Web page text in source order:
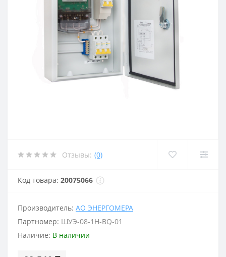
Отзывы: (0)
Код товара: 20075066
Производитель: АО ЭНЕРГОМЕРА
Партномер: ШУЭ-08-1H-BQ-01
Наличие: В наличии